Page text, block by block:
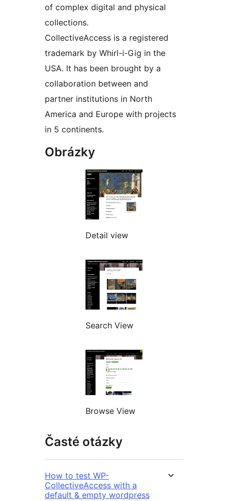
of complex digital and physical
collections.
CollectiveAccess is a registered
trademark by Whirl-i-Gig in the
USA. It has been brought by a
collaboration between and
partner institutions in North
America and Europe with projects
in 5 continents.
Obrázky
Detail view
Search View
Browse View
Časté otázky
How to test WP-
CollectiveAccess with a
default & empty wordpress